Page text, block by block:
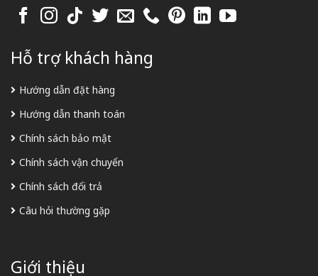
Hỗ trợ khách hàng
Hướng dẫn đặt hàng
Hướng dẫn thanh toán
Chính sách bảo mật
Chính sách vận chuyển
Chính sách đổi trả
Câu hỏi thường gặp
Giới thiệu